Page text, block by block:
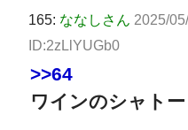
165: ななしさん 2025/
ID:2zLlYUGb0
>>64
ワインのシャト